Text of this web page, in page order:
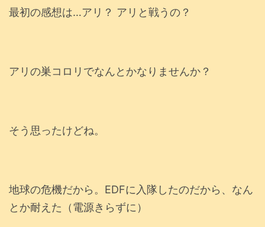
最初の感想は…アリ？ アリと戦うの？
アリの巣コロリでなんとかなりませんか？
そう思ったけどね。
地球の危機だから。EDFに入隊したのだから、なん
とか耐えた（電源きらずに）